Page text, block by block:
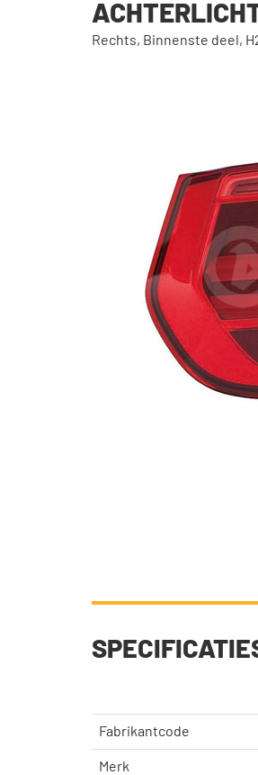
Rechts, Binnenste deel,
Fabrikantcode
Merk